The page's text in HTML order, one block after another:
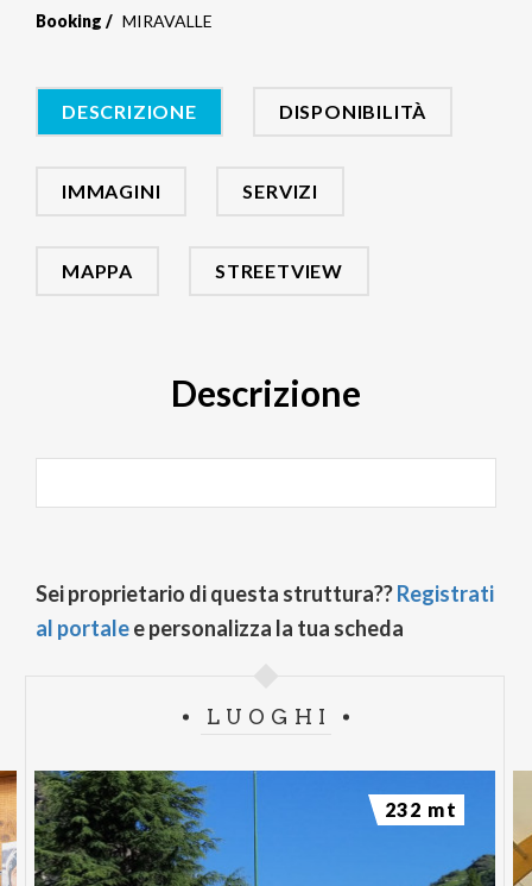
Booking MIRAVALLE
DESCRIZIONE DISPONIBILITÀ
IMMAGINI SERVIZI
MAPPA STREETVIEW
Descrizione
Sei proprietario di questa struttura??Registrati
al portalee personalizza la tua scheda
LUOGHI
232 mt